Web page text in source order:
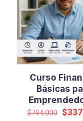
Curso
Básicas
$794.000 El
$